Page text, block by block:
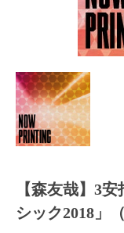
【森友哉】3
シック2018」（